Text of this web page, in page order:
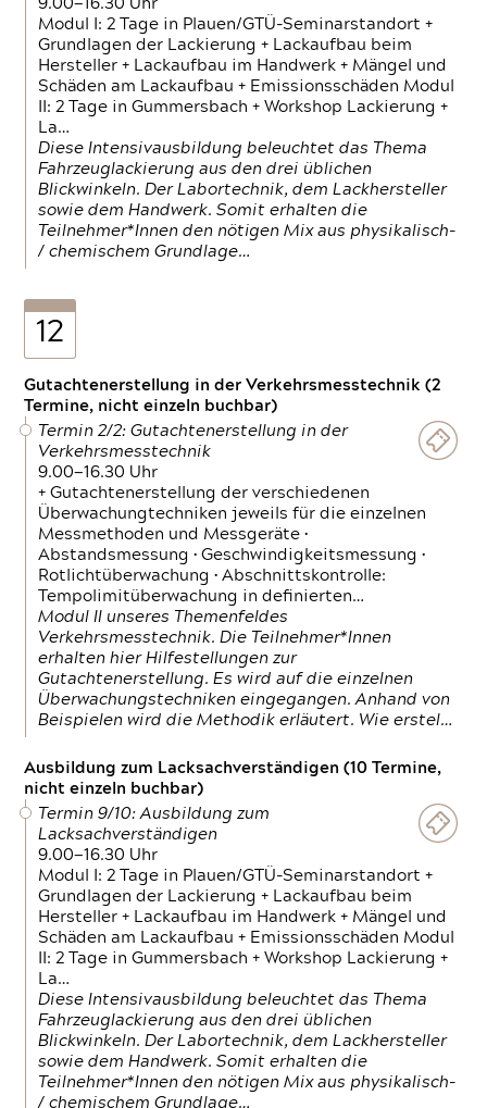
9.00—16.30 Uhr
Modul I: 2 Tage in Plauen/GTÜ-Seminarstandort +
Grundlagen der Lackierung + Lackaufbau beim
Hersteller + Lackaufbau im Handwerk + Mängel und
Schäden am Lackaufbau + Emissionsschäden Modul
II: 2 Tage in Gummersbach + Workshop Lackierung +
La…
Diese Intensivausbildung beleuchtet das Thema
Fahrzeuglackierung aus den drei üblichen
Blickwinkeln. Der Labortechnik, dem Lackhersteller
sowie dem Handwerk. Somit erhalten die
Teilnehmer*Innen den nötigen Mix aus physikalisch-
/ chemischem Grundlage…
12
Gutachtenerstellung in der Verkehrsmesstechnik (2
Termine, nicht einzeln buchbar)
Termin 2/2: Gutachtenerstellung in der
Verkehrsmesstechnik
9.00—16.30 Uhr
+ Gutachtenerstellung der verschiedenen
Überwachungtechniken jeweils für die einzelnen
Messmethoden und Messgeräte •
Abstandsmessung • Geschwindigkeitsmessung •
Rotlichtüberwachung • Abschnittskontrolle:
Tempolimitüberwachung in definierten…
Modul II unseres Themenfeldes
Verkehrsmesstechnik. Die Teilnehmer*Innen
erhalten hier Hilfestellungen zur
Gutachtenerstellung. Es wird auf die einzelnen
Überwachungstechniken eingegangen. Anhand von
Beispielen wird die Methodik erläutert. Wie erstel…
Ausbildung zum Lacksachverständigen (10 Termine,
nicht einzeln buchbar)
Termin 9/10: Ausbildung zum
Lacksachverständigen
9.00—16.30 Uhr
Modul I: 2 Tage in Plauen/GTÜ-Seminarstandort +
Grundlagen der Lackierung + Lackaufbau beim
Hersteller + Lackaufbau im Handwerk + Mängel und
Schäden am Lackaufbau + Emissionsschäden Modul
II: 2 Tage in Gummersbach + Workshop Lackierung +
La…
Diese Intensivausbildung beleuchtet das Thema
Fahrzeuglackierung aus den drei üblichen
Blickwinkeln. Der Labortechnik, dem Lackhersteller
sowie dem Handwerk. Somit erhalten die
Teilnehmer*Innen den nötigen Mix aus physikalisch-
/ chemischem Grundlage…